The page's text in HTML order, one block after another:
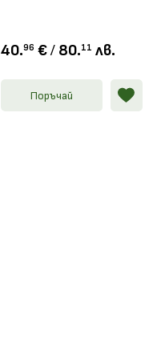
40.96 € / 80.11 лв.
Поръчай